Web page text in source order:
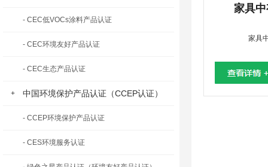
- CEC低VOCs涂料产品认证
- CEC环境友好产品认证
- CEC生态产品认证
+ 中国环境保护产品认证（CCEP认证）
- CCEP环境保护产品认证
- CES环境服务认证
家具
家具